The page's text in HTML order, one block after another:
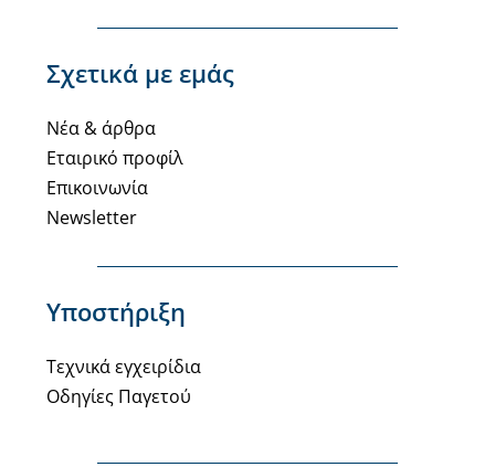
Σχετικά με εμάς
Νέα & άρθρα
Εταιρικό προφίλ
Επικοινωνία
Newsletter
Υποστήριξη
Τεχνικά εγχειρίδια
Οδηγίες Παγετού